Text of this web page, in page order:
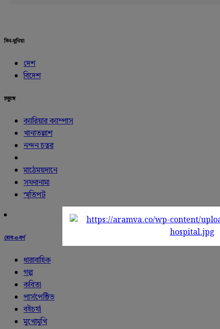
দিন-দুনিয়া
দেশ
বিদেশ
চতুরঙ্গ
ক্যারিয়ার ক্যাম্পাস
খানাতল্লাশ
নন্দন চত্বর
মাঠেময়দানে
সফরনামা
স্মৃতিপট
রোব-e-বর্ণ
ধারাবাহিক
গল্প
কবিতা
পার্সপেক্টিভ
বইচর্যা
মুখোমুখি